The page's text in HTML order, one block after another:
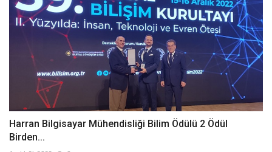
Harran Bilgisayar Mühendisliği Bilim Ödülü 2 Ödül
Birden...